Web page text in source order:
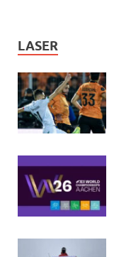
LASER